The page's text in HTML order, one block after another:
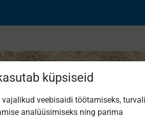
küpsiseid
veebisaidi töötamiseks,
analüüsimiseks ning parima